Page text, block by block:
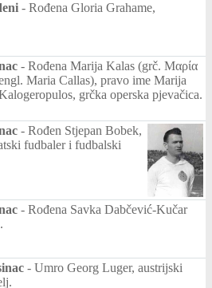
- Rođena Gloria Grahame,
- Rođena Marija Kalas (grč. Μαρία
Maria Callas), pravo ime Marija
grčka operska pjevačica.
- Rođen Stjepan Bobek,
fudbaler i fudbalski
- Rođena Savka Dabčević-Kučar
- Umro Georg Luger, austrijski